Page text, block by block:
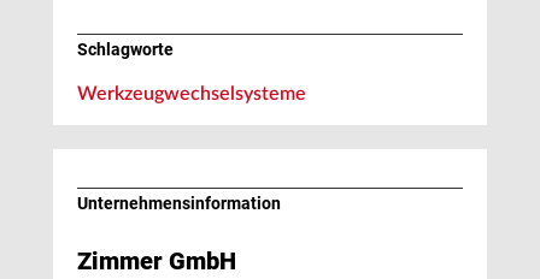
Schlagworte
Werkzeugwechselsysteme
Unternehmens­information
Zimmer GmbH